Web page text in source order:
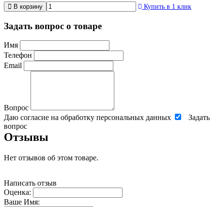
В корзину
Купить в 1 клик
Задать вопрос о товаре
Имя
Телефон
Email
Вопрос
Даю согласие на обработку персональных данных
Задать
вопрос
Отзывы
Нет отзывов об этом товаре.
Написать отзыв
Оценка:
Ваше Имя: